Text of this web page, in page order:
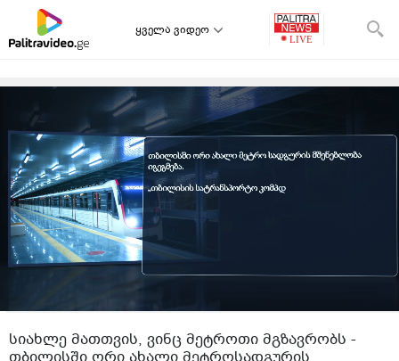
ყველა ვიდეო
სიახლე მათთვის, ვინც მეტროთი მგზავრობს -